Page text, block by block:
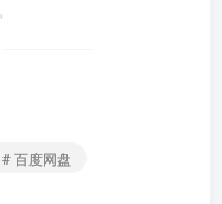
# 百度网盘